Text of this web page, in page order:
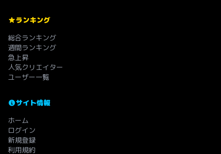
ランキング
総合ランキング
週間ランキング
急上昇
人気クリエイター
ユーザー一覧
サイト情報
ホーム
ログイン
新規登録
利用規約